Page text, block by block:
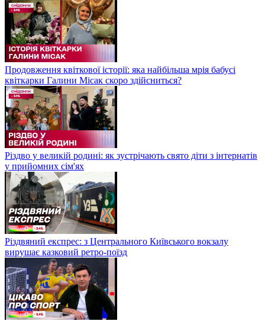
Продовження квіткової історії: яка найбільша мрія бабусі
квіткарки Галини Місак скоро здійсниться?
Різдво у великій родині: як зустрічають свято діти з інтернатів
у прийомних сім'ях
Різдвяний експрес: з Центрального Київського вокзалу
вирушає казковий ретро-поїзд